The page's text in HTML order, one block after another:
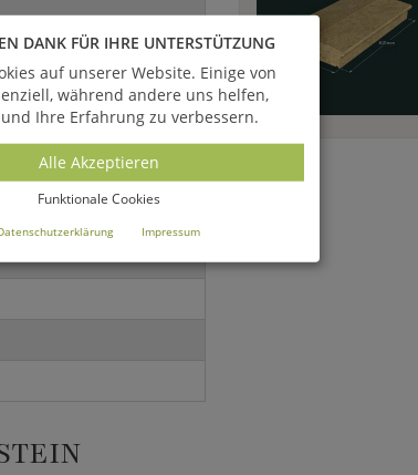
DANK FÜR IHRE UNTERSTÜTZUNG
auf unserer Website. Einige von
während andere uns helfen,
Ihre Erfahrung zu verbessern.
Alle Akzeptieren
Funktionale Cookies
Impressum